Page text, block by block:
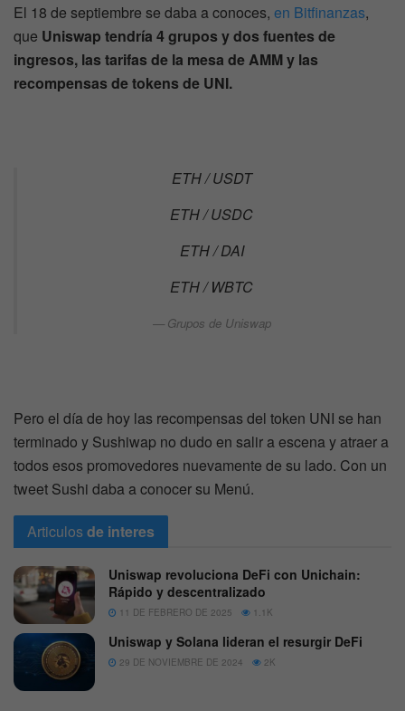
El 18 de septiembre se daba a conoces, en Bitfinanzas,
que Uniswap tendría 4 grupos y dos fuentes de
ingresos, las tarifas de la mesa de AMM y las
recompensas de tokens de UNI.
ETH / USDT
ETH / USDC
ETH / DAI
ETH / WBTC
Grupos de Uniswap
Pero el día de hoy las recompensas del token UNI se han
terminado y Sushiwap no dudo en salir a escena y atraer a
todos esos promovedores nuevamente de su lado. Con un
tweet Sushi daba a conocer su Menú.
Articulosde interes
Uniswap revoluciona DeFi con Unichain:
Rápido y descentralizado
11 DE FEBRERO DE 2025 1.1K
Uniswap y Solana lideran el resurgir DeFi
29 DE NOVIEMBRE DE 2024 2K